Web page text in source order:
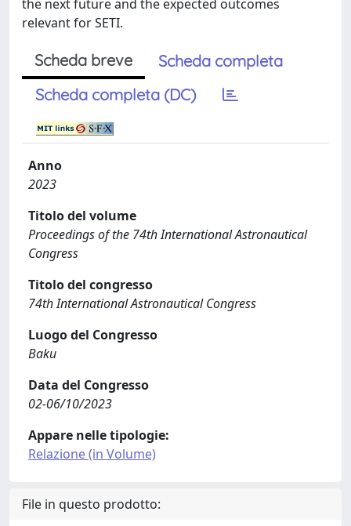
the next future and the expected outcomes
relevant for SETI.
Scheda breve
Scheda completa
Scheda completa (DC)
Anno
2023
Titolo del volume
Proceedings of the 74th International Astronautical
Congress
Titolo del congresso
74th International Astronautical Congress
Luogo del Congresso
Baku
Data del Congresso
02-06/10/2023
Appare nelle tipologie:
Relazione (in Volume)
File in questo prodotto: